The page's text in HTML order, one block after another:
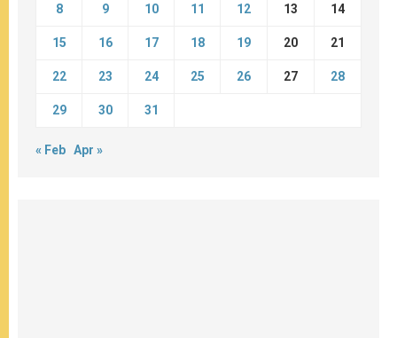
8 9 10 11 12 13 14
15 16 17 18 19 20 21
22 23 24 25 26 27 28
29 30 31
« Feb Apr »